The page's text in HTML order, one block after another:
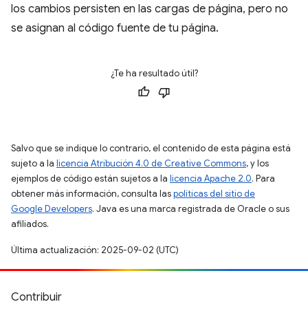
los cambios persisten en las cargas de página, pero no
se asignan al código fuente de tu página.
¿Te ha resultado útil?
Salvo que se indique lo contrario, el contenido de esta página está
sujeto a la licencia Atribución 4.0 de Creative Commons, y los
ejemplos de código están sujetos a la licencia Apache 2.0. Para
obtener más información, consulta laspolíticas del sitio de
Google Developers. Java es una marca registrada de Oracle o sus
afiliados.
Última actualización: 2025-09-02 (UTC)
Contribuir